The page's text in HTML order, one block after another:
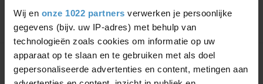
Wij en onze 1022 partners verwerken je persoonlijke
gegevens (bijv. uw IP-adres) met behulp van
technologieën zoals cookies om informatie op uw
apparaat op te slaan en te gebruiken met als doel
gepersonaliseerde advertenties en content, metingen aan
Toon1-1van 1